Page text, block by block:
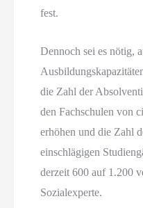
fest.
Dennoch sei es nötig,
die Zahl der
den Fachschulen von
erhöhen und die Zahl
einschlägigen
derzeit 600 auf 1.200
Sozialexperte.